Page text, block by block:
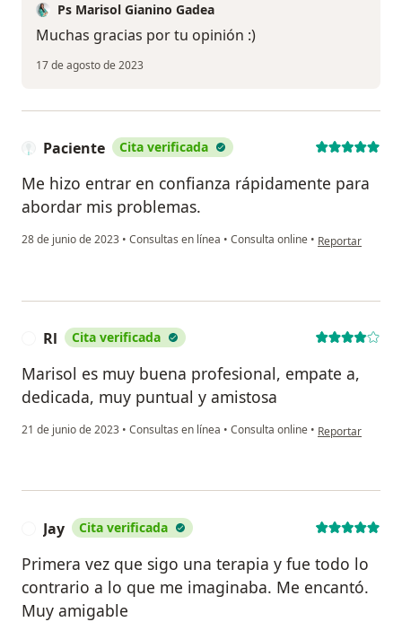
Ps Marisol Gianino Gadea
Muchas gracias por tu opinión :)
17 de agosto de 2023
Paciente Cita verificada
Me hizo entrar en confianza rápidamente para
abordar mis problemas.
28 de junio de 2023 • Consultas en línea • Consulta online • en opinión del
Reportar
Rl Cita verificada
Marisol es muy buena profesional, empate a,
dedicada, muy puntual y amistosa
21 de junio de 2023 • Consultas en línea • Consulta online • en opinión del
Reportar
Jay Cita verificada
Primera vez que sigo una terapia y fue todo lo
contrario a lo que me imaginaba. Me encantó.
Muy amigable